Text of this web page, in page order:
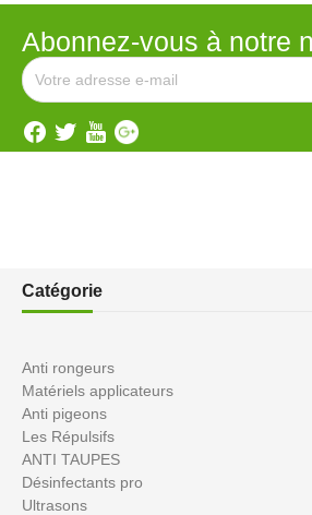
Abonnez-vous à notre
Catégorie
Anti rongeurs
Matériels applicateurs
Anti pigeons
Les Répulsifs
ANTI TAUPES
Désinfectants pro
Ultrasons